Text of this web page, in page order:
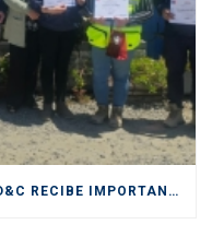
TERMINAL SAN ANTONIO DE D&C RECIBE IMPORTANTE CERTIFICACIÓN DE SENDA COMO “ESPACIO PREVENTIVO”